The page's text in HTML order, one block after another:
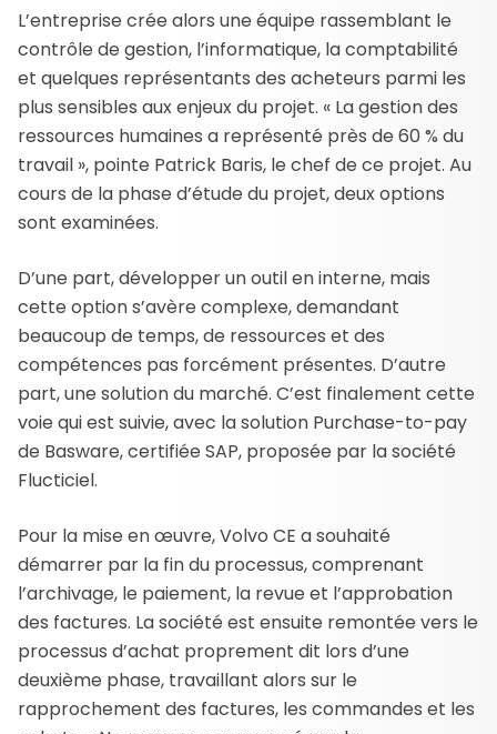
L’entreprise crée alors une équipe rassemblant le
contrôle de gestion, l’informatique, la comptabilité
et quelques représentants des acheteurs parmi les
plus sensibles aux enjeux du projet. « La gestion des
ressources humaines a représenté près de 60 % du
travail », pointe Patrick Baris, le chef de ce projet. Au
cours de la phase d’étude du projet, deux options
sont examinées.
D’une part, développer un outil en interne, mais
cette option s’avère complexe, demandant
beaucoup de temps, de ressources et des
compétences pas forcément présentes. D’autre
part, une solution du marché. C’est finalement cette
voie qui est suivie, avec la solution Purchase-to-pay
de Basware, certifiée SAP, proposée par la société
Flucticiel.
Pour la mise en œuvre, Volvo CE a souhaité
démarrer par la fin du processus, comprenant
l’archivage, le paiement, la revue et l’approbation
des factures. La société est ensuite remontée vers le
processus d’achat proprement dit lors d’une
deuxième phase, travaillant alors sur le
rapprochement des factures, les commandes et les